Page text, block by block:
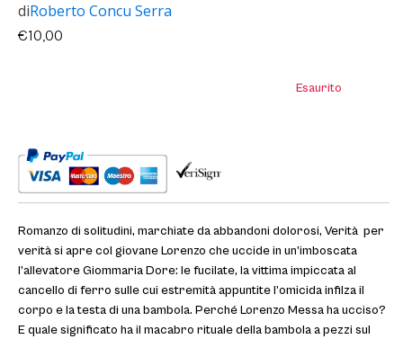
diRoberto Concu Serra
€10,00
Esaurito
Romanzo di solitudini, marchiate da abbandoni dolorosi, Verità per
verità si apre col giovane Lorenzo che uccide in un’imboscata
l’allevatore Giommaria Dore: le fucilate, la vittima impiccata al
cancello di ferro sulle cui estremità appuntite l’omicida infilza il
corpo e la testa di una bambola. Perché Lorenzo Messa ha ucciso?
E quale significato ha il macabro rituale della bambola a pezzi sul